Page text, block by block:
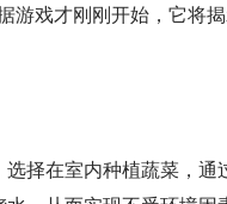
游戏才刚刚开始，它将
择在室内种植蔬菜，通